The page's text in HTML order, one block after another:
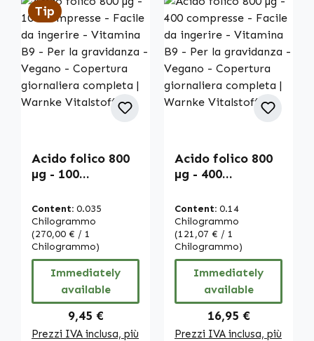
Tip
Acido folico 800
µg - 100
Facile da ingerire
- Vitamina B9 -
Per la gravidanza
- Vegano -
Copertura
giornaliera
completa |
Warnke
Vitalstoffe
Content: 0.035
Chilogrammo
(270,00 € / 1
Chilogrammo)
Immediately
available
Regular price:
9,45 €
Prezzi IVA inclusa, più
Acido folico 800
µg - 400
Facile da ingerire
- Vitamina B9 -
Per la gravidanza
- Vegano -
Copertura
giornaliera
completa |
Warnke
Vitalstoffe
Content: 0.14
Chilogrammo
(121,07 € / 1
Chilogrammo)
Immediately
available
Regular price:
16,95 €
Prezzi IVA inclusa, più